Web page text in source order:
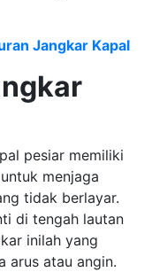
Jangkar Kapal
pesiar memiliki
menjaga
tidak berlayar.
di tengah lautan
inilah yang
arus atau angin.